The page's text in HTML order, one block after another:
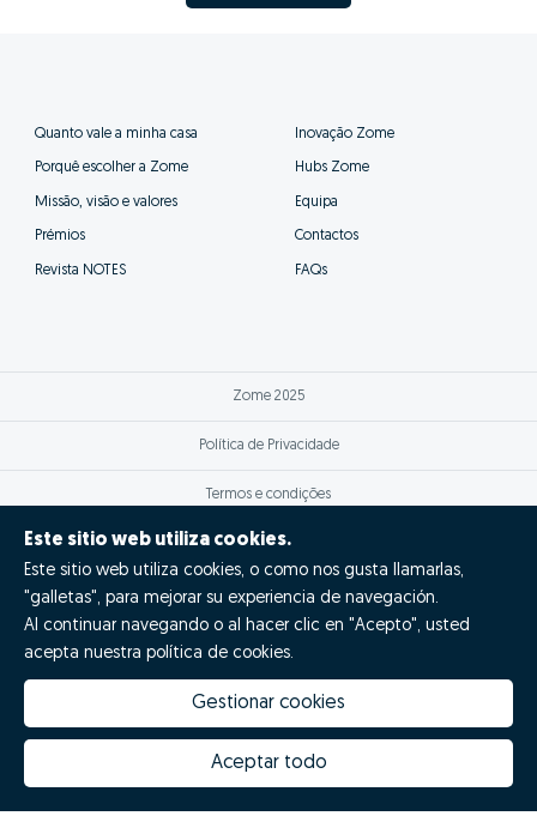
Quanto vale a minha casa
Porquê escolher a Zome
Missão, visão e valores
Prémios
Revista NOTES
Inovação Zome
Hubs Zome
Equipa
Contactos
FAQs
Zome 2025
Política de Privacidade
Termos e condições
Resolução Alternativa de Litígios
Livro de reclamações
Espanhol (ES)
Zome Espanha
Este sitio web utiliza cookies.
Este sitio web utiliza cookies, o como nos gusta llamarlas,
"galletas", para mejorar su experiencia de navegación.
Al continuar navegando o al hacer clic en "Acepto", usted
acepta nuestra política de cookies.
Gestionar cookies
Aceptar todo